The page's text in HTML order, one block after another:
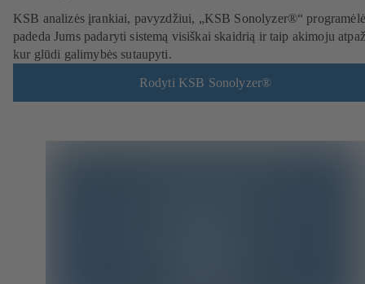
KSB analizės įrankiai, pavyzdžiui, „KSB Sonolyzer®“
padeda Jums padaryti sistemą visiškai skaidrią ir taip akimoju
kur glūdi galimybės sutaupyti.
Rodyti KSB Sonolyzer®